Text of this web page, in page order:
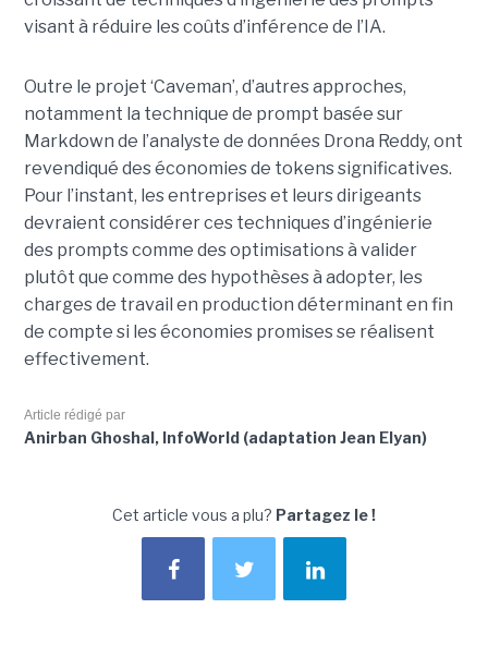
visant à réduire les coûts d’inférence de l’IA.
Outre le projet ‘Caveman’, d’autres approches,
notamment la technique de prompt basée sur
Markdown de l’analyste de données Drona Reddy, ont
revendiqué des économies de tokens significatives.
Pour l’instant, les entreprises et leurs dirigeants
devraient considérer ces techniques d’ingénierie
des prompts comme des optimisations à valider
plutôt que comme des hypothèses à adopter, les
charges de travail en production déterminant en fin
de compte si les économies promises se réalisent
effectivement.
Article rédigé par
Anirban Ghoshal, InfoWorld (adaptation Jean Elyan)
Cet article vous a plu? Partagez le !